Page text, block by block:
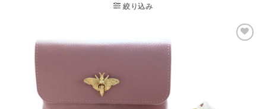
絞り込み